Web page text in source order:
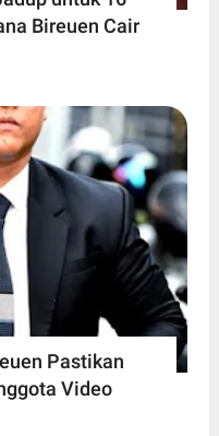
Bireuen Cair
Pastikan
Video